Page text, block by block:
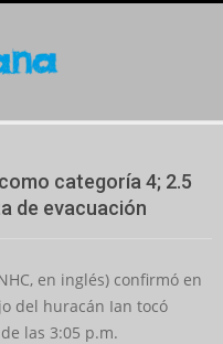
categoría 4; 2.5
de evacuación
en inglés) confirmó en
del huracán Ian tocó
las 3:05 p.m.